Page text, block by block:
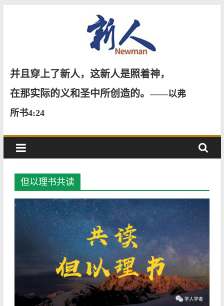
新
人
并且穿上了新人，这新人是照着神，
在那实际的义和圣中所创造的。——以弗
所书4:24
但以理书共读